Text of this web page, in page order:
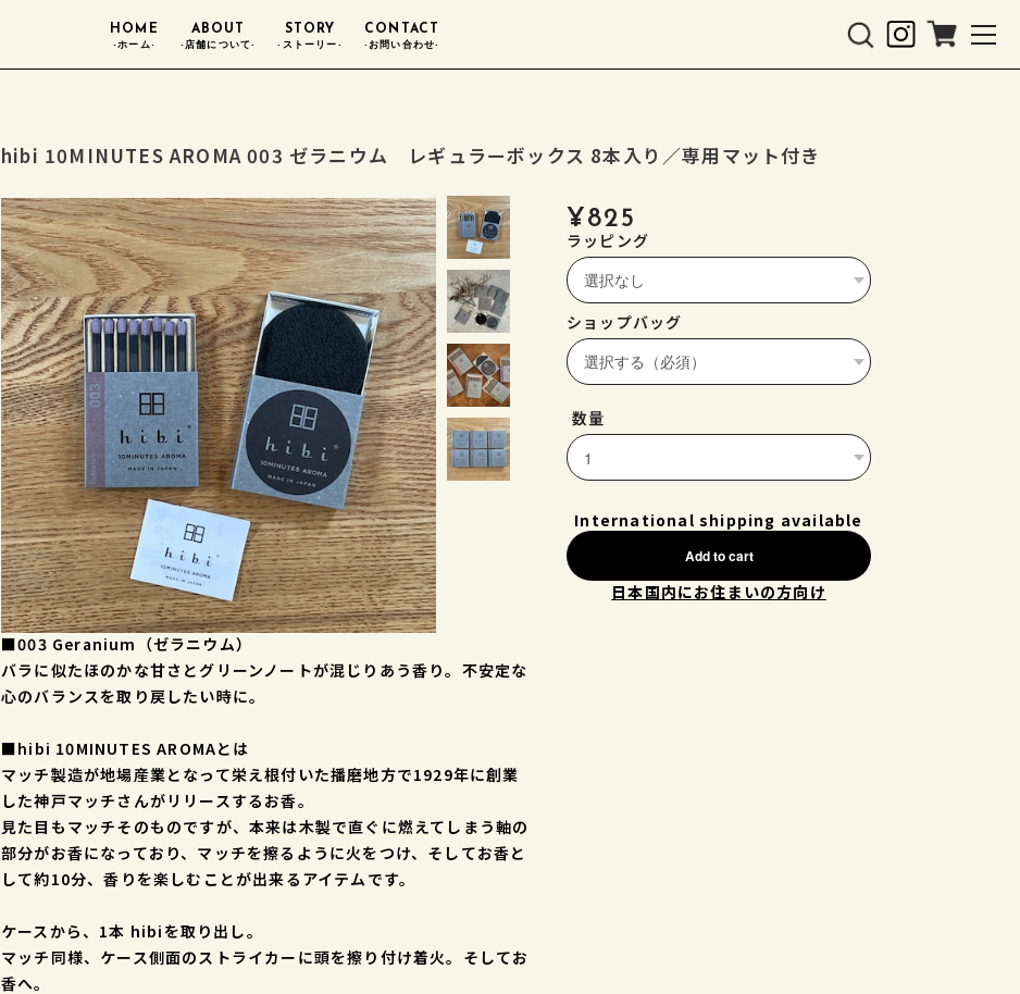
HOME
-ホーム-
ABOUT
-店舗について-
STORY
-ストーリー-
CONTACT
-お問い合わせ-
hibi 10MINUTES AROMA 003 ゼラニウム レギュラーボックス 8本入り／専用マット付き
¥825
ラッピング
ショップバッグ
数量
International shipping available
Add to cart
日本国内にお住まいの方向け
■003 Geranium（ゼラニウム）
バラに似たほのかな甘さとグリーンノートが混じりあう香り。不安定な
心のバランスを取り戻したい時に。
■hibi 10MINUTES AROMAとは
マッチ製造が地場産業となって栄え根付いた播磨地方で1929年に創業
した神戸マッチさんがリリースするお香。
見た目もマッチそのものですが、本来は木製で直ぐに燃えてしまう軸の
部分がお香になっており、マッチを擦るように火をつけ、そしてお香と
して約10分、香りを楽しむことが出来るアイテムです。
ケースから、1本 hibiを取り出し。
マッチ同様、ケース側面のストライカーに頭を擦り付け着火。そしてお
香へ。